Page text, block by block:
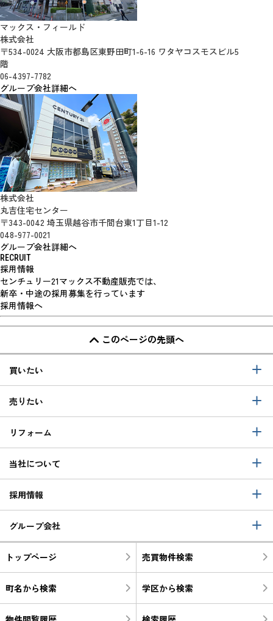
マックス・フィールド
株式会社
〒534-0024 大阪市都島区東野田町1-6-16 ワタヤコスモスビル5
階
06-4397-7782
グループ会社詳細へ
株式会社
丸吉住宅センター
〒343-0042 埼玉県越谷市千間台東1丁目1-12
048-977-0021
グループ会社詳細へ
RECRUIT
採用情報
センチュリー21マックス不動産販売では、
新卒・中途の採用募集を行っています
採用情報へ
このページの先頭へ
買いたい
売りたい
リフォーム
当社について
採用情報
グループ会社
トップページ 売買物件検索
町名から検索 学区から検索